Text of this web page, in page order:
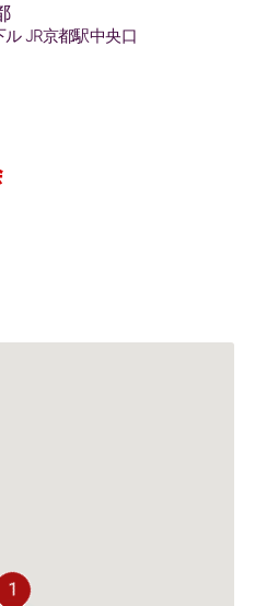
JR京都駅中央口
1